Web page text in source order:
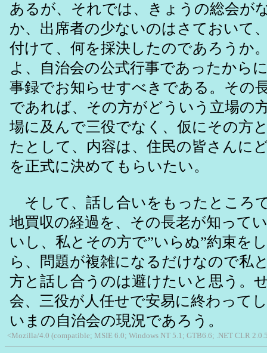
あるが、それでは、きょうの総会が
か、出席者の少ないのはさておいて
付けて、何を採決したのであろうか
よ、自治会の公式行事であったから
事録でお知らせすべきである。その
であれば、その方がどういう立場の
場に及んで三役でなく、仮にその方
たとして、内容は、住民の皆さんに
を正式に決めてもらいたい。
そして、話し合いをもったところ
地買収の経過を、その長老が知って
いし、私とその方で”いらぬ”約束を
ら、問題が複雑になるだけなので私
方と話し合うのは避けたいと思う。
会、三役が人任せで安易に終わって
いまの自治会の現況であろう。
<Mozilla/4.0 (compatible; MSIE 6.0; Windows NT 5.1; GTB6.6; .NET CLR